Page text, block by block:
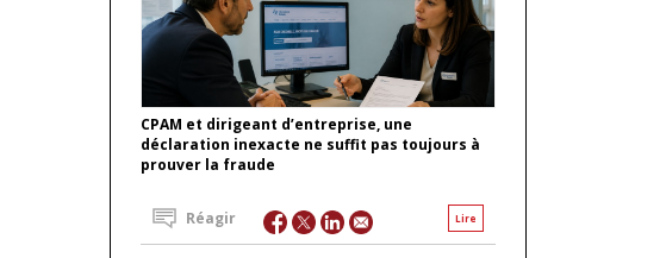
CPAM et dirigeant d’entreprise, une
déclaration inexacte ne suffit pas toujours à
prouver la fraude
Lire
Réagir